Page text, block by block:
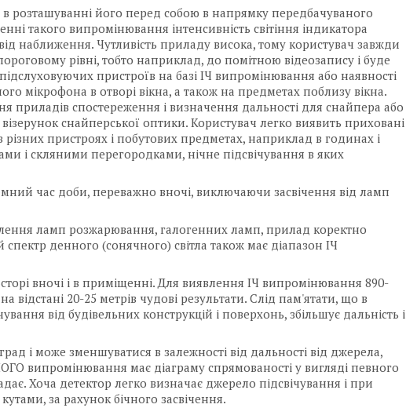
розташуванні його перед собою в напрямку передбачуваного
такого випромінювання інтенсивність світіння індикатора
наближення. Чутливість приладу висока, тому користувач завжди
рівні, тобто наприклад, до помітною відеозапису і буде
пристроїв на базі ІЧ випромінювання або наявності
мікрофона в отворі вікна, а також на предметах поблизу вікна.
приладів спостереження і визначення дальності для снайпера або
снайперської оптики. Користувач легко виявить приховані
пристроях і побутових предметах, наприклад в годинах і
і скляними перегородками, нічне підсвічування в яких
час доби, переважно вночі, виключаючи засвічення від ламп
ламп розжарювання, галогенних ламп, прилад коректно
денного (сонячного) світла також має діапазон ІЧ
вночі і в приміщенні. Для виявлення ІЧ випромінювання 890-
відстані 20-25 метрів чудові результати. Слід пам'ятати, що в
від будівельних конструкцій і поверхонь, збільшує дальність і
і може зменшуватися в залежності від дальності від джерела,
випромінювання має діаграму спрямованості у вигляді певного
Хоча детектор легко визначає джерело підсвічування і при
за рахунок бічного засвічення.